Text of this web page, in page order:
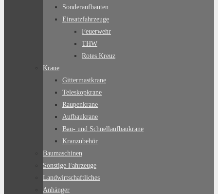
Sonderaufbauten
Einsatzfahrzeuge
Feuerwehr
THW
Rotes Kreuz
Krane
Gittermastkrane
Teleskopkrane
Raupenkrane
Aufbaukrane
Bau- und Schnellaufbaukrane
Kranzubehör
Baumaschinen
Sonstige Fahrzeuge
Landwirtschaftliches
Anhänger